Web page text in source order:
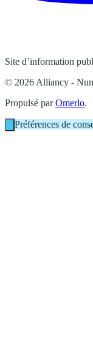
Site d’information
© 2026 Alliancy -
Propulsé parOmerlo.
Préférences de